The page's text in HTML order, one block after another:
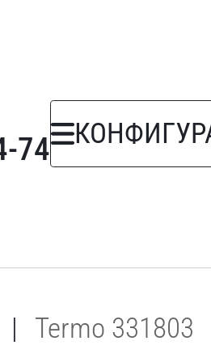
74
Termo 331803